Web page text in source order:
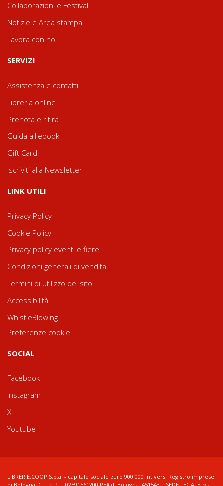
Collaborazioni e Festival
Notizie e Area stampa
Lavora con noi
SERVIZI
Assistenza e contatti
Libreria online
Prenota e ritira
Guida all'ebook
Gift Card
Iscriviti alla Newsletter
LINK UTILI
Privacy Policy
Cookie Policy
Privacy policy eventi e fiere
Condizioni generali di vendita
Termini di utilizzo del sito
Accessibilità
WhistleBlowing
Preferenze cookie
SOCIAL
Facebook
Instagram
X
Youtube
LIBRERIE.COOP S.p.a. - capitale sociale euro 900.000 int.vers. Registro imprese
di Bologna, C.F. e P.I.: 02591561200 REA di Bologna: 451543 ; SEDE LEGALE: via